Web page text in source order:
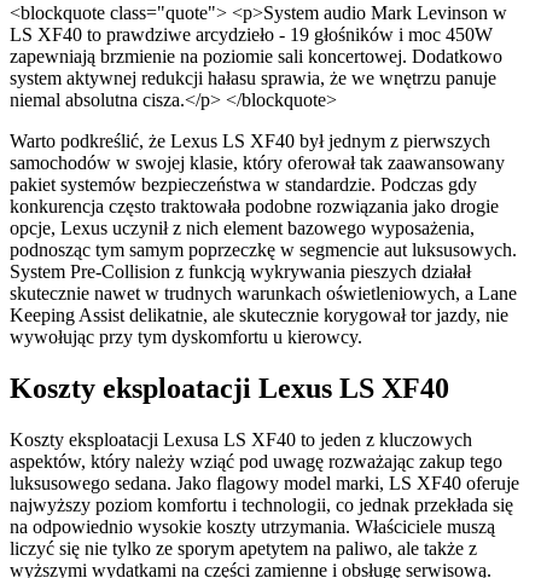
<blockquote class="quote"> <p>System audio Mark Levinson w
LS XF40 to prawdziwe arcydzieło - 19 głośników i moc 450W
zapewniają brzmienie na poziomie sali koncertowej. Dodatkowo
system aktywnej redukcji hałasu sprawia, że we wnętrzu panuje
niemal absolutna cisza.</p> </blockquote>
Warto podkreślić, że Lexus LS XF40 był jednym z pierwszych
samochodów w swojej klasie, który oferował tak zaawansowany
pakiet systemów bezpieczeństwa w standardzie. Podczas gdy
konkurencja często traktowała podobne rozwiązania jako drogie
opcje, Lexus uczynił z nich element bazowego wyposażenia,
podnosząc tym samym poprzeczkę w segmencie aut luksusowych.
System Pre-Collision z funkcją wykrywania pieszych działał
skutecznie nawet w trudnych warunkach oświetleniowych, a Lane
Keeping Assist delikatnie, ale skutecznie korygował tor jazdy, nie
wywołując przy tym dyskomfortu u kierowcy.
Koszty eksploatacji Lexus LS XF40
Koszty eksploatacji Lexusa LS XF40 to jeden z kluczowych
aspektów, który należy wziąć pod uwagę rozważając zakup tego
luksusowego sedana. Jako flagowy model marki, LS XF40 oferuje
najwyższy poziom komfortu i technologii, co jednak przekłada się
na odpowiednio wysokie koszty utrzymania. Właściciele muszą
liczyć się nie tylko ze sporym apetytem na paliwo, ale także z
wyższymi wydatkami na części zamienne i obsługę serwisową.